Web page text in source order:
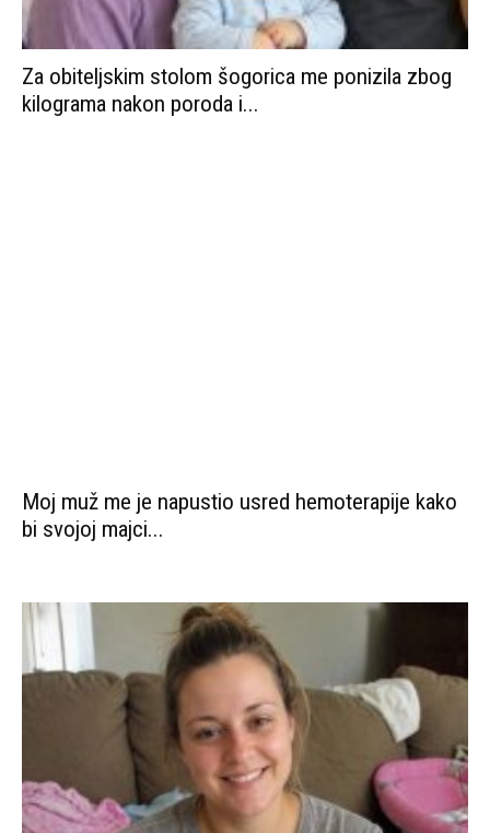
Za obiteljskim stolom šogorica me ponizila zbog
kilograma nakon poroda i...
Moj je muž otišao na ljetovanje tvrdeći da ga
nisam zaslužila,...